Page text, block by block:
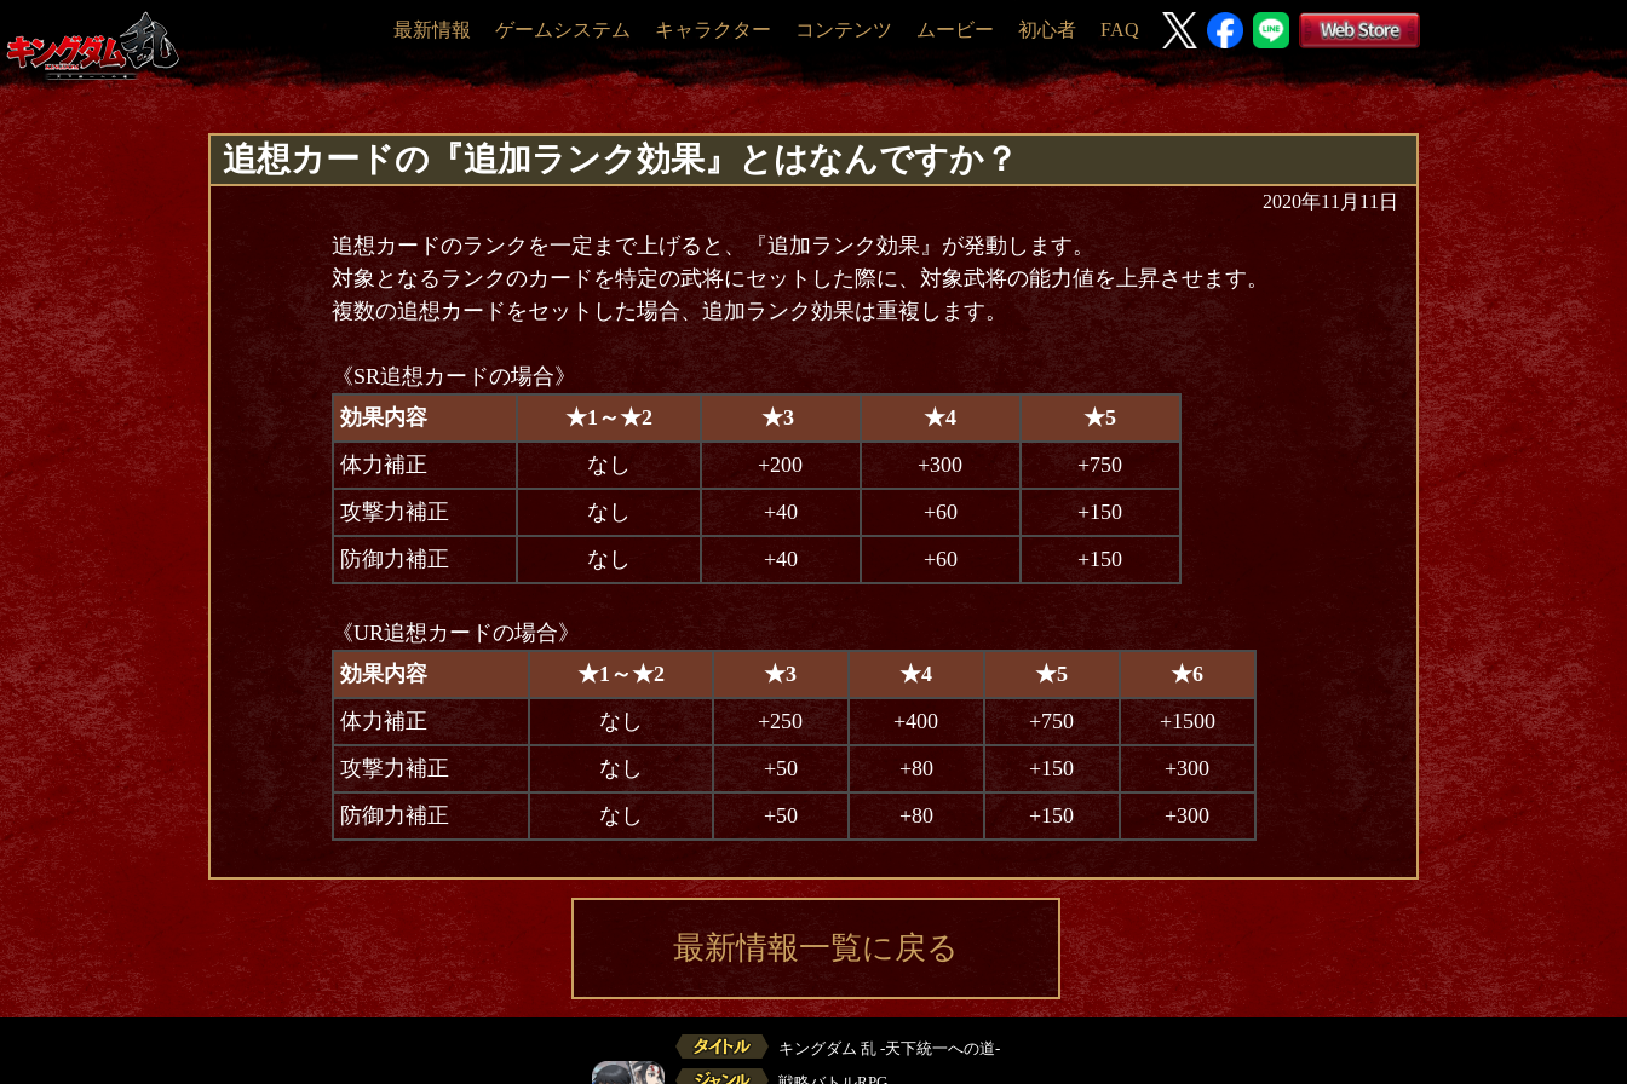
最新情報 ゲームシステム キャラクター コンテンツ ムービー 初心者 FAQ
追想カードの『追加ランク効果』とはなんですか？
2020年11月11日
追想カードのランクを一定まで上げると、『追加ランク効果』が発動します。
対象となるランクのカードを特定の武将にセットした際に、対象武将の能力値を上昇させます。
複数の追想カードをセットした場合、追加ランク効果は重複します。
《SR追想カードの場合》
効果内容
★1～★2 ★3 ★4
★5
体力補正
なし +200 +300
+750
攻撃力補正
なし +40 +60
+150
防御力補正
なし +40 +60 +150
《UR追想カードの場合》
効果内容
★1～★2 ★3 ★4 ★5
★6
体力補正
なし +250 +400 +750
+1500
攻撃力補正
なし +50 +80 +150
+300
防御力補正
なし +50 +80 +150 +300
最新情報一覧に戻る
キングダム 乱 -天下統一への道-